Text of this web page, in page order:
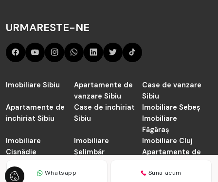
Whatsapp Suna acum
URMARESTE-NE
Imobiliare Sibiu
Apartamente de
vanzare Sibiu
Case de vanzare
Sibiu
Apartamente de
inchiriat Sibiu
Case de inchiriat
Sibiu
Imobiliare Sebeș
Imobiliare
Făgăraș
Imobiliare
Cisnădie
Imobiliare
Șelimbăr
Imobiliare Cluj
Apartamente de
Napoca